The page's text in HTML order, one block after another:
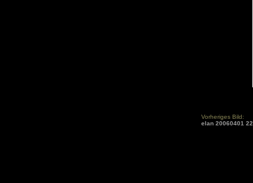
Vorheriges Bild:
elan 20060401 22